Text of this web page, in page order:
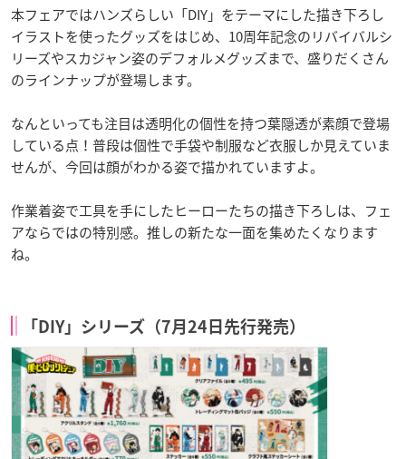
本フェアではハンズらしい「DIY」をテーマにした描き下ろし
イラストを使ったグッズをはじめ、10周年記念のリバイバルシ
リーズやスカジャン姿のデフォルメグッズまで、盛りだくさん
のラインナップが登場します。
なんといっても注目は透明化の個性を持つ葉隠透が素顔で登場
している点！普段は個性で手袋や制服など衣服しか見えていま
せんが、今回は顔がわかる姿で描かれていますよ。
作業着姿で工具を手にしたヒーローたちの描き下ろしは、フェ
アならではの特別感。推しの新たな一面を集めたくなります
ね。
「DIY」シリーズ（7月24日先行発売）